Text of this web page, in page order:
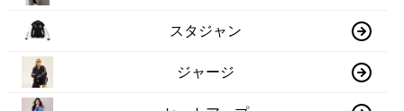
スタジャン
ジャージ